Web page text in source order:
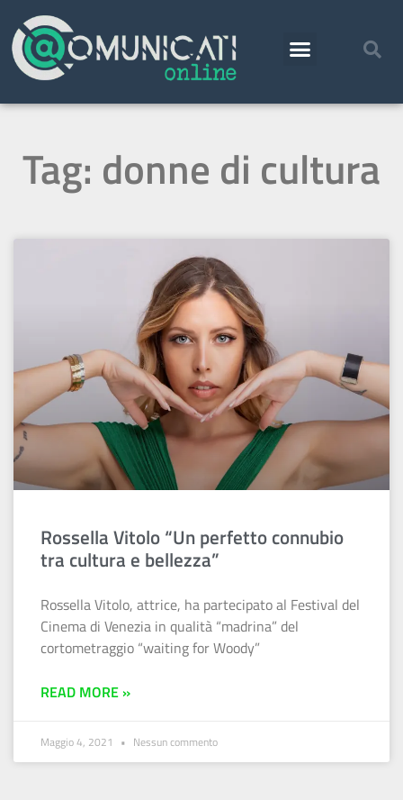
Tag: donne di cultura
Rossella Vitolo “Un perfetto connubio
tra cultura e bellezza”
Rossella Vitolo, attrice, ha partecipato al Festival del
Cinema di Venezia in qualità “madrina” del
cortometraggio “waiting for Woody”
READ MORE »
Maggio 4, 2021 Nessun commento